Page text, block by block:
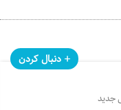
جدید
دنبال کردن